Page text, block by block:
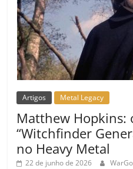
Artigos Metal Legacy
Matthew Hopkins:
“Witchfinder
no Heavy Metal
22 de junho de 2026